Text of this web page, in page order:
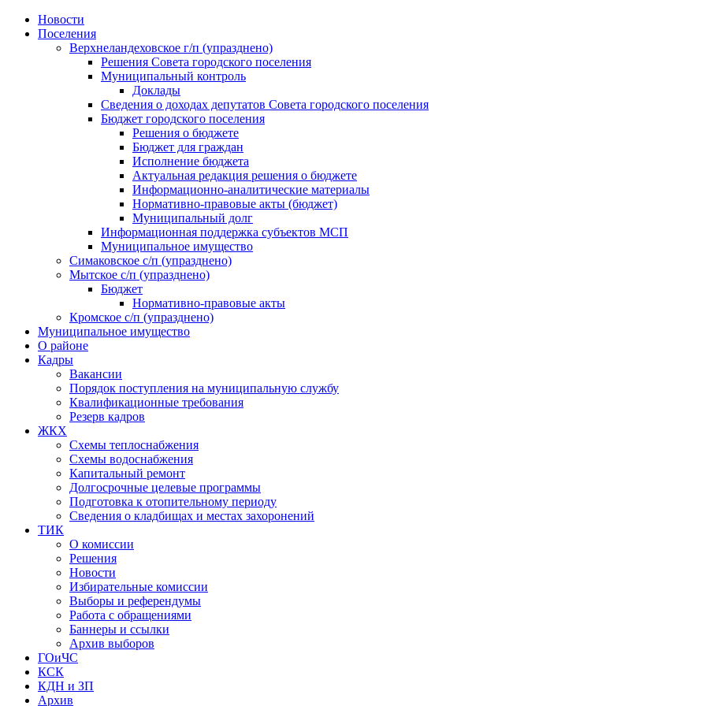
Skip
Новости
Поселения
Верхнеландеховское г/п (упразднено)
Решения Совета городского поселения
Муниципальный контроль
Доклады
Сведения о доходах депутатов Совета городского поселения
Бюджет городского поселения
Решения о бюджете
Бюджет для граждан
Исполнение бюджета
Актуальная редакция решения о бюджете
Информационно-аналитические материалы
Нормативно-правовые акты (бюджет)
Муниципальный долг
Информационная поддержка субъектов МСП
Муниципальное имущество
Симаковское с/п (упразднено)
Мытское с/п (упразднено)
Бюджет
Нормативно-правовые акты
Кромское с/п (упразднено)
Муниципальное имущество
О районе
Кадры
Вакансии
Порядок поступления на муниципальную службу
Квалификационные требования
Резерв кадров
ЖКХ
Схемы теплоснабжения
Схемы водоснабжения
Капитальный ремонт
Долгосрочные целевые программы
Подготовка к отопительному периоду
Сведения о кладбищах и местах захоронений
ТИК
О комиссии
Решения
Новости
Избирательные комиссии
Выборы и референдумы
Работа с обращениями
Баннеры и ссылки
Архив выборов
ГОиЧС
КСК
КДН и ЗП
Архив